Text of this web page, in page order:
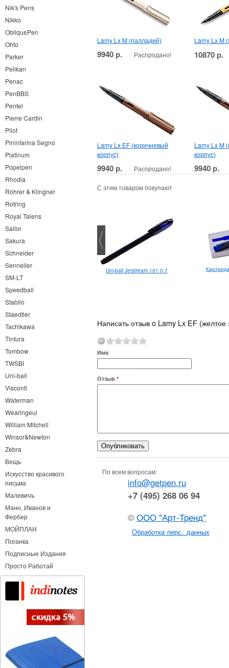
Nik's Pens
Nikko
ObliquePen
Ohto
Parker
Pelikan
Penac
PenBBS
Pentel
Pierre Cardin
Pilot
Pininfarina Segno
Platinum
Popelpen
Rhodia
Rohrer & Klingner
Rotring
Royal Talens
Sailor
Sakura
Schneider
Sennelier
SM-LT
Speedball
Stabilo
Staedtler
Tachikawa
Tintura
Tombow
TWSBI
Uni-ball
Visconti
Waterman
Wearingeul
William Mitchell
Winsor&Newton
Zebra
Вещь
Искусство красивого
письма
Малевичъ
Манн, Иванов и
Фербер
МОЙПЛАН
Поганка
Подписные Издания
Просто Работай
Lamy Lx M (палладий)
9940 р. Распродано!
Lamy Lx M
10870 р.
Lamy Lx EF (коричневый
корпус)
9940 р. Распродано!
Lamy Lx M
корпус)
9940 р.
С этим товаром покупают
Uni-ball Jetstream 101 0.7
Написать отзыв o Lamy Lx EF (желтое
Имя
Отзыв *
По всем вопросам:
info@getpen.ru
+7 (495) 268 06 94
©ООО "Арт-Тренд"
Обработка перс. данных